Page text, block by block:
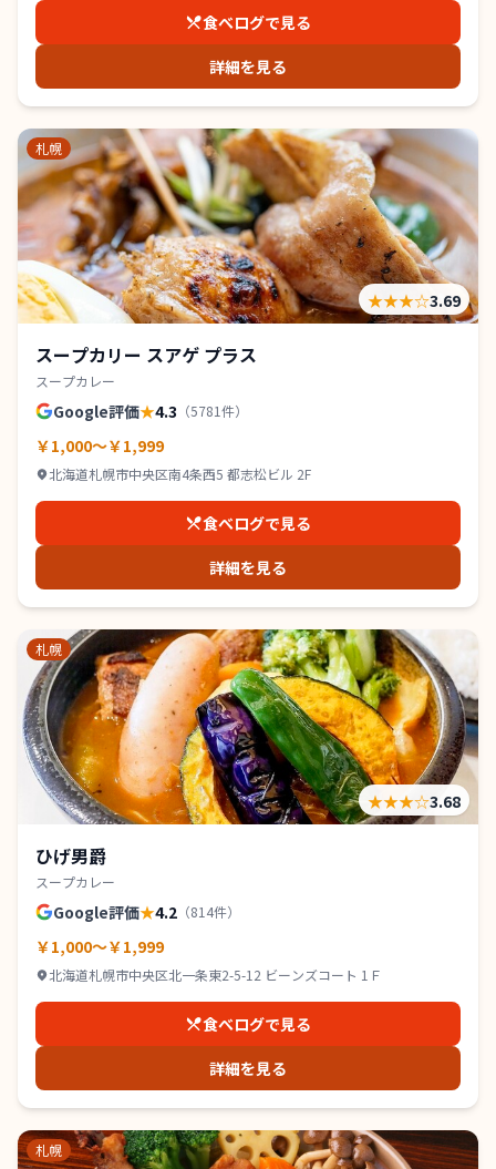
食べログで見る
詳細を見る
札幌
★★★☆3.69
スープカリー スアゲ プラス
スープカレー
Google評価★4.3 （5781件）
￥1,000～￥1,999
北海道札幌市中央区南4条西5 都志松ビル 2F
食べログで見る
詳細を見る
札幌
★★★☆3.68
ひげ男爵
スープカレー
Google評価★4.2 （814件）
￥1,000～￥1,999
北海道札幌市中央区北一条東2-5-12 ビーンズコート 1Ｆ
食べログで見る
詳細を見る
札幌